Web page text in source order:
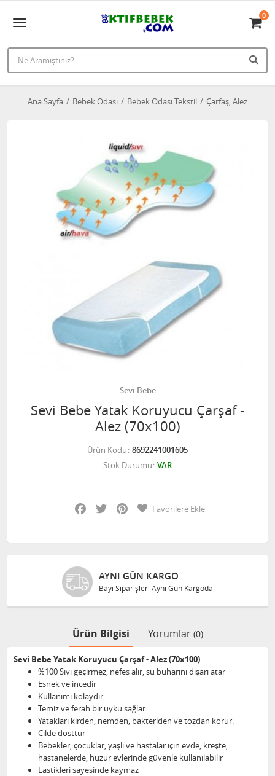
0
Ana Sayfa Bebek Odası Bebek Odası Tekstil Çarfaş, Alez
Sevi Bebe
Sevi Bebe Yatak Koruyucu Çarşaf -
Alez (70x100)
Ürün Kodu 8692241001605
Stok Durumu VAR
Facebook
Twitter PinterestFavorilere Ekle
AYNI GÜN KARGO
Bayi Siparişleri Aynı Gün Kargoda
Ürün Bilgisi Yorumlar (0)
Sevi Bebe Yatak Koruyucu Çarşaf - Alez (70x100)
%100 Sıvı geçirmez, nefes alır, su buharını dışarı atar
Esnek ve incedir
Kullanımı kolaydır
Temiz ve ferah bir uyku sağlar
Yatakları kirden, nemden, bakteriden ve tozdan korur.
Cilde dosttur
Bebekler, çocuklar, yaşlı ve hastalar için evde, kreşte,
hastanelerde, huzur evlerinde güvenle kullanılabilir
Lastikleri sayesinde kaymaz